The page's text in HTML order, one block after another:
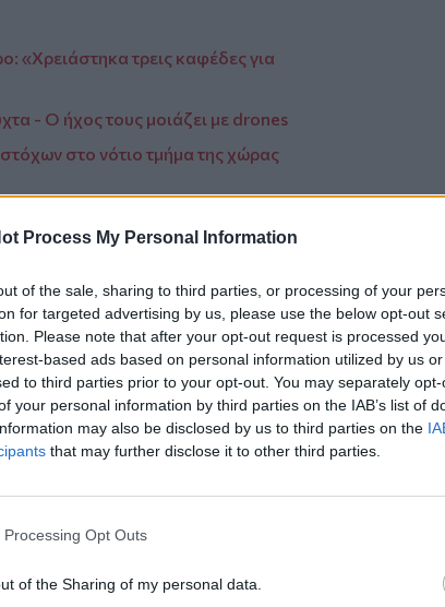
Process My Personal Information
of the sale, sharing to third parties, or processing of your
for targeted advertising by us, please use the below opt-out
Please note that after your opt-out request is processed
based ads based on personal information utilized by us
to third parties prior to your opt-out. You may separately
your personal information by third parties on the IAB’s list of
may also be disclosed by us to third parties on the
that may further disclose it to other third parties.
Opt Outs
of the Sharing of my personal data.
«Χρειάστηκα τρεις καφέδες για
- Ο ήχος τους μοιάζει με drones
στο νότιο τμήμα της χώρας
Newsκαι στοFacebook
μας στοYouTube
Μεταμόσχευση